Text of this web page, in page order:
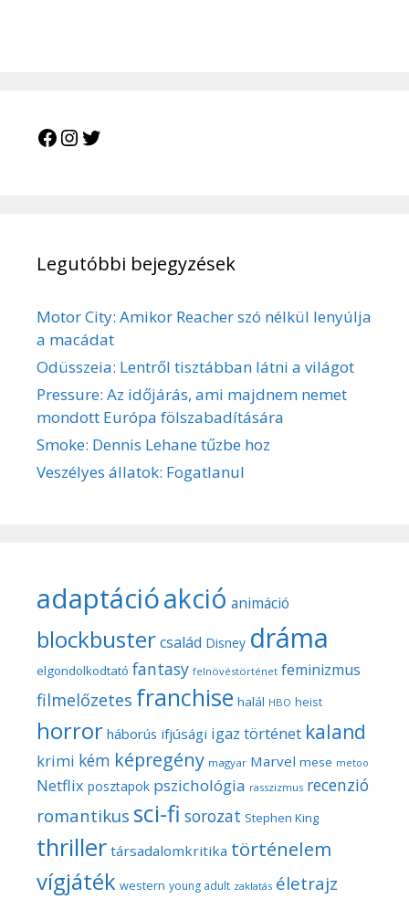
Facebook
Instagram
Legutóbbi bejegyzések
Motor City: Amikor Reacher szó nélkül lenyúlja
a macádat
Odüsszeia: Lentről tisztábban látni a világot
Pressure: Az időjárás, ami majdnem nemet
mondott Európa fölszabadítására
Smoke: Dennis Lehane tűzbe hoz
Veszélyes állatok: Fogatlanul
adaptációakció animáció
blockbustercsalád Disney dráma
elgondolkodtató fantasy felnövéstörténet feminizmus
filmelőzetes franchise halál HBO heist
horror háborús ifjúsági igaz történet kaland
krimi kém képregény magyar Marvel mese metoo
Netflix posztapok pszichológia rasszizmus recenzió
romantikus sci-fi sorozat Stephen King
thriller társadalomkritika történelem
vígjáték western young adult zaklatás életrajz